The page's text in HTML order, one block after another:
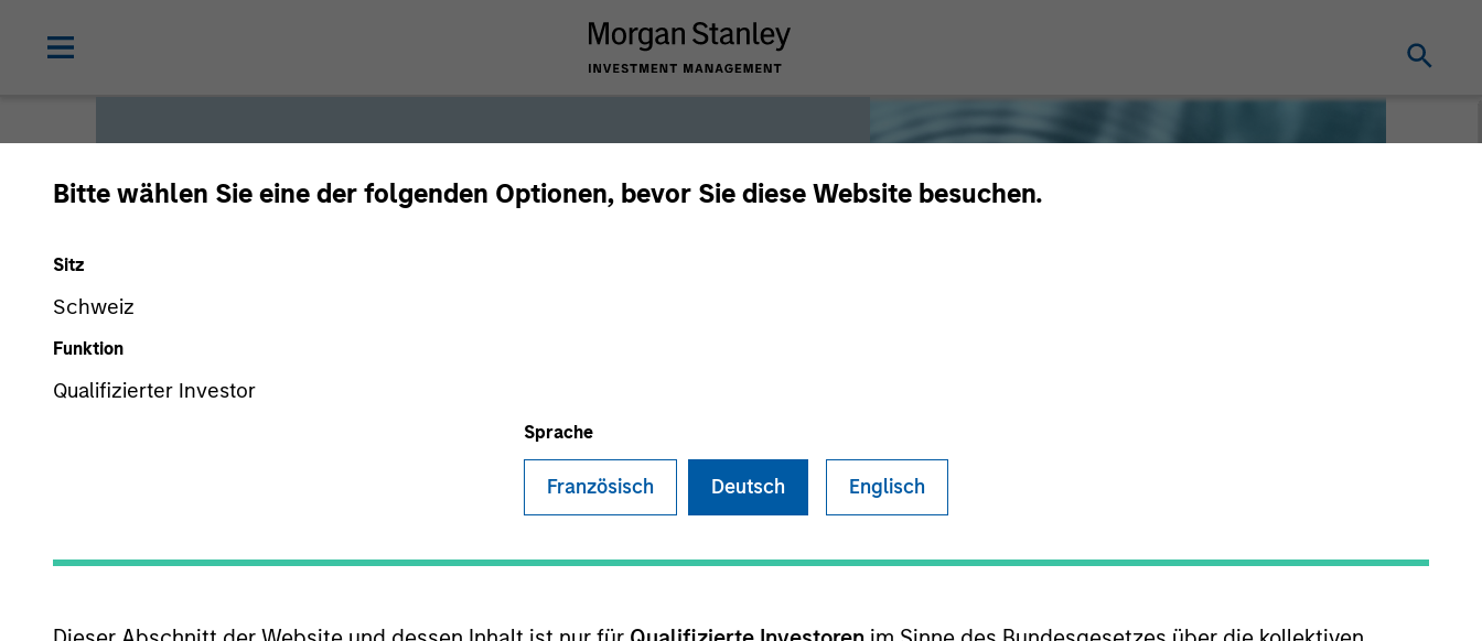
Bitte wählen Sie eine der folgenden Optionen, bevor Sie diese Website besuchen.
Sitz
Schweiz
Funktion
Qualifizierter Investor
Sprache
Französisch Deutsch Englisch
preservation.